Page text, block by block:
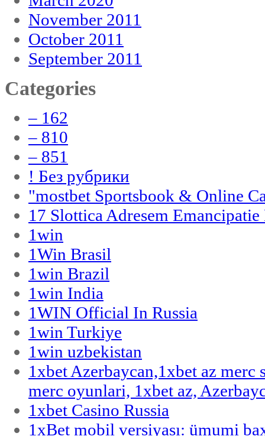
November 2011
October 2011
September 2011
Categories
– 162
– 810
– 851
! Без рубрики
"‎mostbet Sportsbook & Online
17 Slottica Adresem
1win
1Win Brasil
1win Brazil
1win India
1WIN Official In Russia
1win Turkiye
1win uzbekistan
1xbet Azerbaycan,1xbet az merc
merc oyunlari, 1xbet az,
1xbet Casino Russia
1xBet mobil versiyası: ümumi